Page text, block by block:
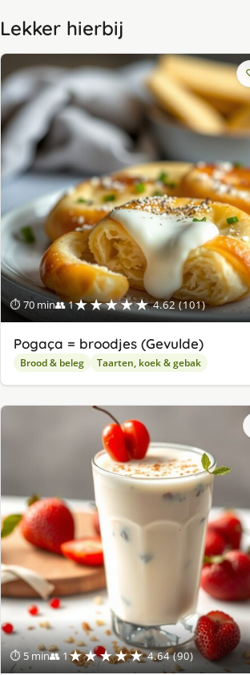
Lekker hierbij
⏱ 70 min👥 1★★★★★ 4.62 (101)
Pogaça = broodjes (Gevulde)
Brood & beleg Taarten, koek & gebak
⏱ 5 min👥 1★★★★★ 4.64 (90)